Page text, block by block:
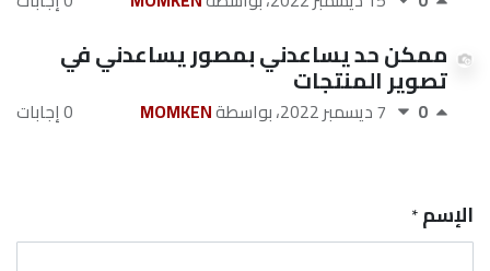
ممكن حد يساعدني بمصور يساعدني في
تصوير المنتجات
0 7 ديسمبر 2022 ، بواسطةMOMKEN 0 إجابات
الإسم*